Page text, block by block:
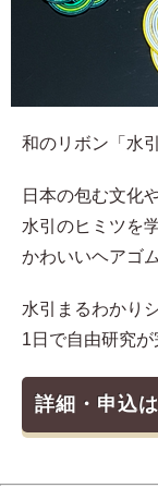
和のリボン「水
日本の包む文化
水引のヒミツを
かわいいヘアゴ
水引まるわかり
1日で自由研究が
詳細・申込